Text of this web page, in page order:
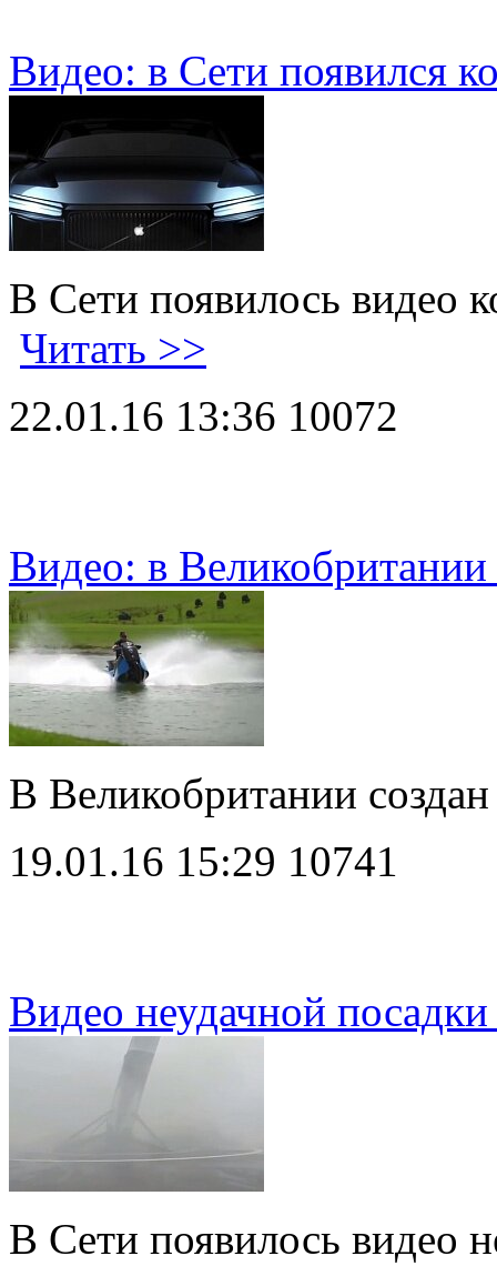
Видео: в Сети появился
В Сети появилось видео
Читать >>
22.01.16 13:36 10072
Видео: в
В Великобритании
19.01.16 15:29 10741
Видео неудачной
В Сети появилось видео